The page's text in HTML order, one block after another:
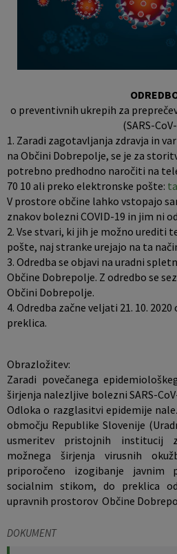
o preventivnih ukrepih za
(SARS-
1. Zaradi zagotavljanja zdravja in
na Občini Dobrepolje, se je za
potrebno predhodno naročiti na
70 10 ali preko elektronske pošte:
V prostore občine lahko vstopajo
znakov bolezni COVID-19 in jim ni
2. Vse stvari, ki jih je možno urediti
pošte, naj stranke urejajo na ta
3. Odredba se objavi na uradni
Občine Dobrepolje. Z odredbo se
Občini Dobrepolje.
4. Odredba začne veljati 21. 10.
preklica.
Obrazložitev:
Zaradi povečanega
širjenja nalezljive bolezni SARS-
Odloka o razglasitvi epidemije
območju Republike Slovenije
usmeritev pristojnih institucij
možnega širjenja virusnih
priporočeno izogibanje javnim
socialnim stikom, do preklica
upravnih prostorov Občine
DOKUMENT
Pobratene občine
Luka iz Dobrepolja
Splošni in posamični akti
Lokalne volitve
Promocijski video